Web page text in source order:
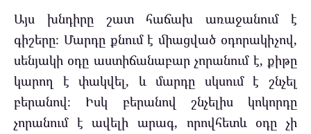
Այս խնդիրը շատ հաճախ առաջանում է
գիշերը։ Մարդը քնում է միացված օդորակիչով,
սենյակի օդը աստիճանաբար չորանում է, քիթը
կարող է փակվել, և մարդը սկսում է շնչել
բերանով։ Իսկ բերանով շնչելիս կոկորդը
չորանում է ավելի արագ, որովհետև օդը չի